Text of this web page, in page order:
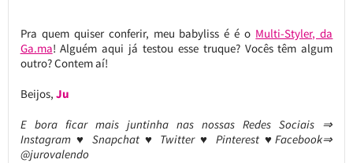
Pra quem quiser conferir, meu babyliss é é o Multi-Styler, da
Ga.ma! Alguém aqui já testou esse truque? Vocês têm algum
outro? Contem aí!
Beijos, Ju
E bora ficar mais juntinha nas nossas Redes Sociais ⇒
Instagram ♥ Snapchat ♥ Twitter ♥ Pinterest ♥Facebook⇒
@jurovalendo